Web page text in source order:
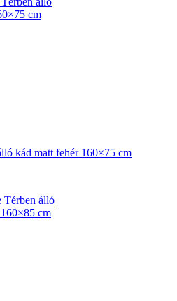
kád matt fehér 160×75 cm